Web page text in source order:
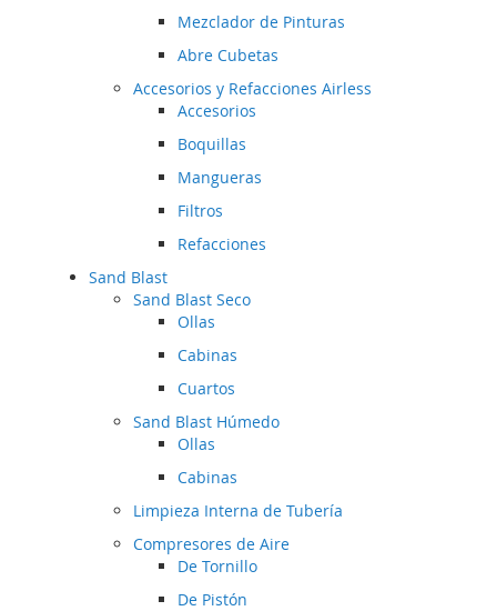
Mezclador de Pinturas
Abre Cubetas
Accesorios y Refacciones Airless
Accesorios
Boquillas
Mangueras
Filtros
Refacciones
Sand Blast
Sand Blast Seco
Ollas
Cabinas
Cuartos
Sand Blast Húmedo
Ollas
Cabinas
Limpieza Interna de Tubería
Compresores de Aire
De Tornillo
De Pistón